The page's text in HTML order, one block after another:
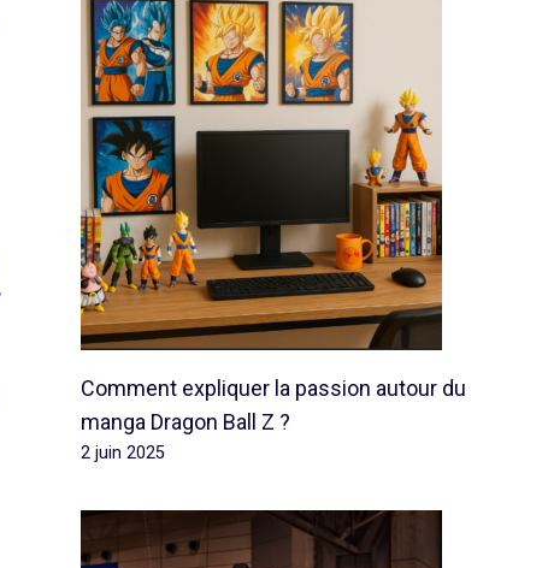
Comment expliquer la passion autour du
manga Dragon Ball Z ?
2 juin 2025